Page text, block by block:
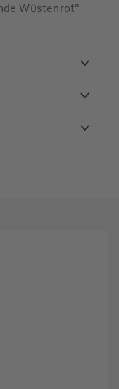
Wüstenrot"